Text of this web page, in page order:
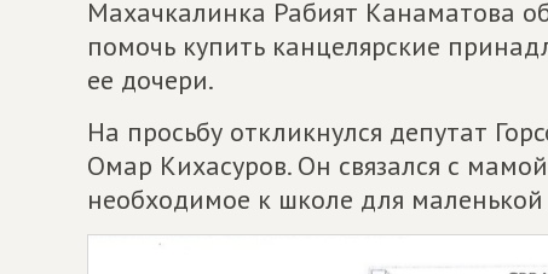
Махачкалинка Рабият Канаматова
помочь купить канцелярские
ее дочери.
На просьбу откликнулся депутат
Омар Кихасуров. Он связался с
необходимое к школе для